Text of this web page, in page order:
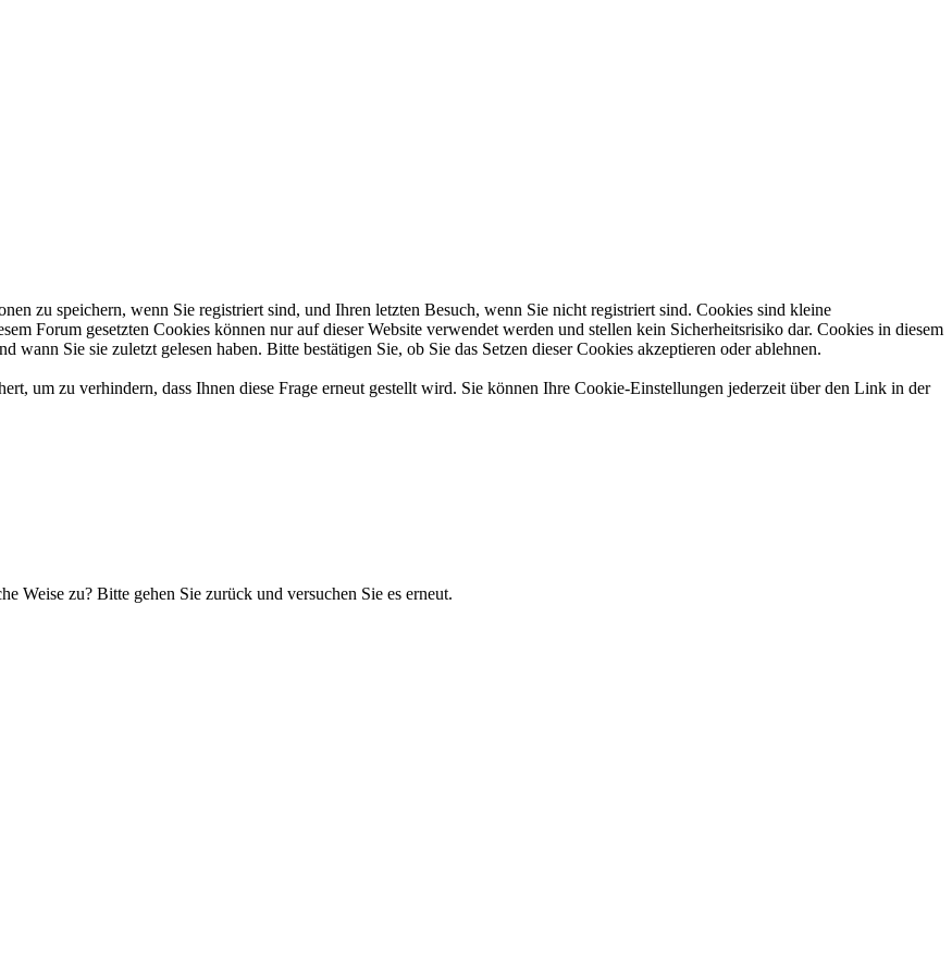
zu speichern, wenn Sie registriert sind, und Ihren letzten Besuch, wenn Sie nicht registriert sind. Cookies sind kleine
Forum gesetzten Cookies können nur auf dieser Website verwendet werden und stellen kein Sicherheitsrisiko dar. Cookies in diesem
wann Sie sie zuletzt gelesen haben. Bitte bestätigen Sie, ob Sie das Setzen dieser Cookies akzeptieren oder ablehnen.
um zu verhindern, dass Ihnen diese Frage erneut gestellt wird. Sie können Ihre Cookie-Einstellungen jederzeit über den Link in der
Weise zu? Bitte gehen Sie zurück und versuchen Sie es erneut.